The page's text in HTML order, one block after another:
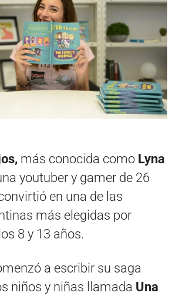
más conocida como Lyna
youtuber y gamer de 26
en una de las
más elegidas por
8 y 13 años.
a escribir su saga
niños y niñas llamada Una